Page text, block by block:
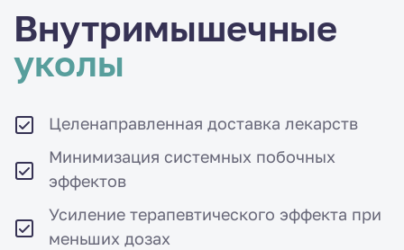
Внутримышеч­ные
уколы
Целенаправленная доставка лекарств
Минимизация системных побочных
эффектов
Усиление терапевтического эффекта при
меньших дозах